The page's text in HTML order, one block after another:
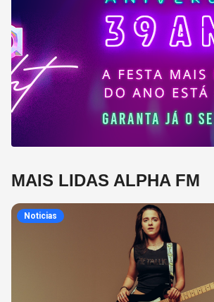
MAIS LIDAS ALPHA FM
Noticias